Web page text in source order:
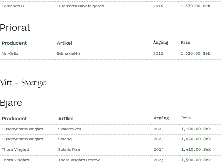
Comando G El Tamboril Navatalgordo 2016 1,670.00 Sek
Priorat
Producent Artikel Årgång Pris
Nin-Ortiz Selma de Nin 2012 1,620.00 Sek
Vitt - Sverige
Bjäre
Producent Artikel Årgång Pris
Ljungbyholms Vingård Skälderviken 2025 1,100.00 Sek
Ljungbyholms Vingård Soläng 2025 1,020.00 Sek
Thora Vingård Solaris Pure 2024 1,410.00 Sek
Thora Vingård Thora Vingård Reserve 2023 1,500.00 Sek